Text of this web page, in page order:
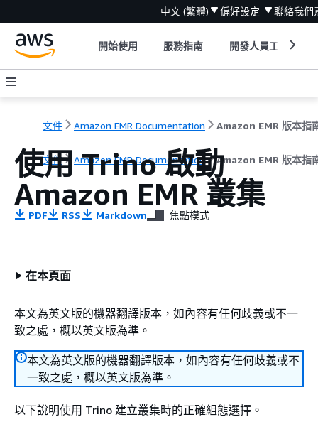
中文 (繁體) 偏好設定 聯絡我們
開始使用 服務指南 開發人員工具
文件 Amazon EMR Documentation Amazon EMR 版本指
文件 Amazon EMR Documentation Amazon EMR 版本指
使用 Trino 啟動
Amazon EMR 叢集
PDF RSS Markdown 焦點模式
在本頁面
本文為英文版的機器翻譯版本，如內容有任何歧義或不一
致之處，概以英文版為準。
本文為英文版的機器翻譯版本，如內容有任何歧義或不
一致之處，概以英文版為準。
以下說明使用 Trino 建立叢集時的正確組態選擇。